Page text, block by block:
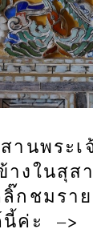
านพระเ
งในสุส
กชมราย
นี้ค่ะ –>